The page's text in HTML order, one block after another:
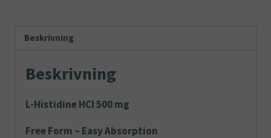
Beskrivning
Beskrivning
L-Histidine HCl 500 mg
Free Form – Easy Absorption